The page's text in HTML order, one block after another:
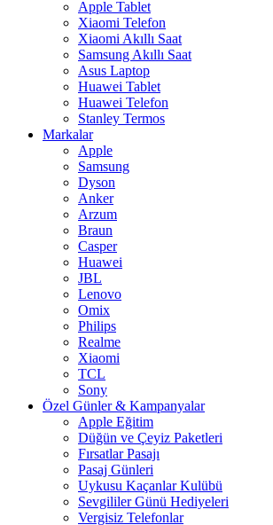
Apple Tablet
Xiaomi Telefon
Xiaomi Akıllı Saat
Samsung Akıllı Saat
Asus Laptop
Huawei Tablet
Huawei Telefon
Stanley Termos
Markalar
Apple
Samsung
Dyson
Anker
Arzum
Braun
Casper
Huawei
JBL
Lenovo
Omix
Philips
Realme
Xiaomi
TCL
Sony
Özel Günler & Kampanyalar
Apple Eğitim
Düğün ve Çeyiz Paketleri
Fırsatlar Pasajı
Pasaj Günleri
Uykusu Kaçanlar Kulübü
Sevgililer Günü Hediyeleri
Vergisiz Telefonlar